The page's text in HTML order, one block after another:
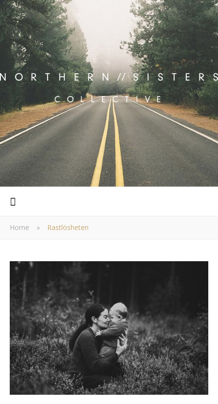
Home » Rastlösheten